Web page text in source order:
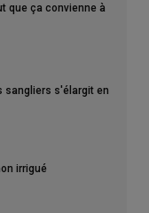
que ça convienne à
sangliers s'élargit en
irrigué